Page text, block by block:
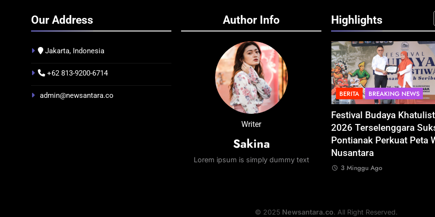
Our Address
Jakarta, Indonesia
+62 813-9200-6714
admin@newsantara.co
Author Info
Writer
Sakina
Lorem ipsum is simply dummy text
Highlights
BERITA BREAKING NEWS INFRASTRUKTUR IT & TEKNOLOGI
Indonesia Resmi Bangun AI
Factory Terbesar se-Asia
Tenggara, Target Kapasitas 1 GW
3 Minggu Ago
BERITA BREAKING NEWS
Festival Budaya
2026 Terselenggara
Pontianak Perkuat Peta
Nusantara
3 Minggu Ago
© 2025 Newsantara.co. All Right Reserved.